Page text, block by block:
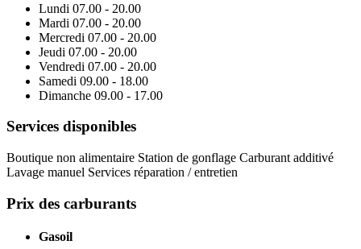
Lundi 07.00 - 20.00
Mardi 07.00 - 20.00
Mercredi 07.00 - 20.00
Jeudi 07.00 - 20.00
Vendredi 07.00 - 20.00
Samedi 09.00 - 18.00
Dimanche 09.00 - 17.00
Services disponibles
Boutique non alimentaire Station de gonflage Carburant additivé
Lavage manuel Services réparation / entretien
Prix des carburants
Gasoil